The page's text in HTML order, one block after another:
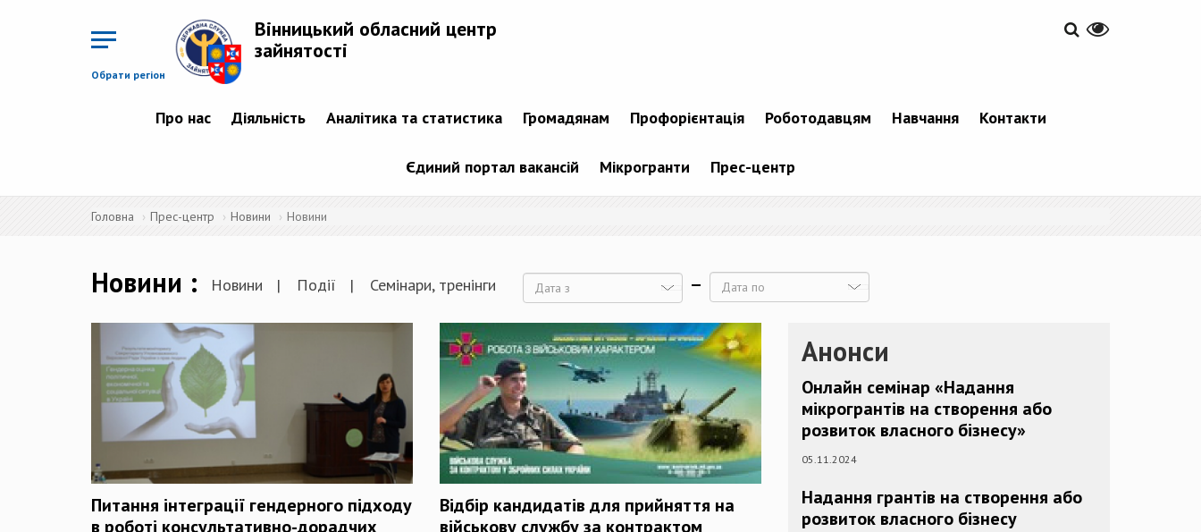
Обрати регіон
Вінницький обласний центр
зайнятості
Про нас Діяльність Аналітика та статистика Громадянам Профорієнтація Роботодавцям Навчання Контакти
Єдиний портал вакансій Мікрогранти Прес-центр
Головна Прес-центр Новини Новини
Новини Новини Події Семінари, тренінги
Питання інтеграції гендерного підходу
в роботі консультативно-дорадчих
Відбір кандидатів для прийняття на
військову службу за контрактом
Анонси
Онлайн семінар «Надання
мікрогрантів на створення або
розвиток власного бізнесу»
05.11.2024
Надання грантів на створення або
розвиток власного бізнесу